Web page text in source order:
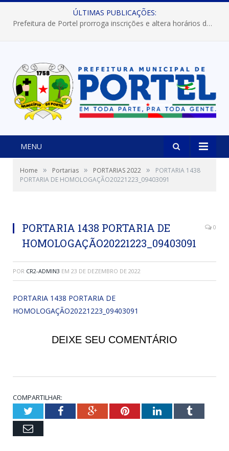
ÚLTIMAS PUBLICAÇÕES:
Prefeitura de Portel prorroga inscrições e altera horários dos concursos “Musa” e “Miss Mix Verão 2026”
MENU
Home » Portarias » PORTARIAS 2022 »
PORTARIA 1438
PORTARIA DE HOMOLOGAÇÃO20221223_09403091
PORTARIA 1438 PORTARIA DE
HOMOLOGAÇÃO20221223_09403091
0
POR CR2-ADMIN3 EM 23 DE DEZEMBRO DE 2022
PORTARIA 1438 PORTARIA DE
HOMOLOGAÇÃO20221223_09403091
DEIXE SEU COMENTÁRIO
COMPARTILHAR:
TwitterFacebookGoogle+PinterestLinkedInTumblr
Email